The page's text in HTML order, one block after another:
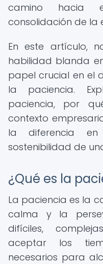
camino hacia
consolidación de la
En este artículo,
habilidad blanda
papel crucial en el
la paciencia.
paciencia, por
contexto
la diferencia
sostenibilidad de
¿Qué es la
La paciencia es la
calma y la
difíciles,
aceptar los
necesarios para